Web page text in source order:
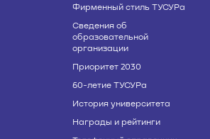
Фирменный стиль ТУСУРа
Сведения об
образовательной
организации
Приоритет 2030
60-летие ТУСУРа
История университета
Награды и рейтинги